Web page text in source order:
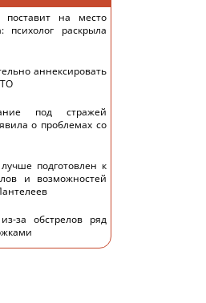
на место
психолог раскрыла
аннексировать
под стражей
о проблемах со
подготовлен к
и возможностей
за обстрелов ряд